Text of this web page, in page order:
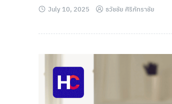
July 10, 2025 ธวัชชัย ศิริภัทราชัย